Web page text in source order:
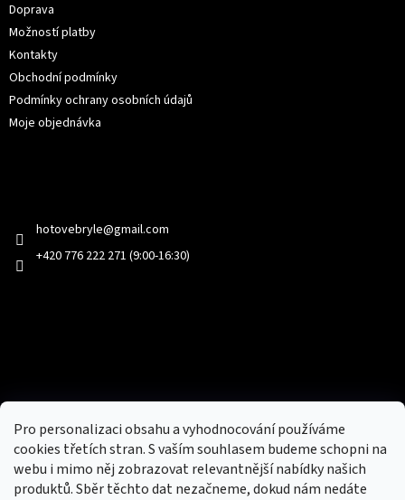
Pro personalizaci obsahu a vyhodnocování používáme
cookies třetích stran. S vaším souhlasem budeme schopni na
webu i mimo něj zobrazovat relevantnější nabídky našich
produktů. Sběr těchto dat nezačneme, dokud nám nedáte
Doprava
Možností platby
Kontakty
Obchodní podmínky
Podmínky ochrany osobních údajů
Moje objednávka
hotovebryle@gmail.com
+420 776 222 271 (9:00-16:30)